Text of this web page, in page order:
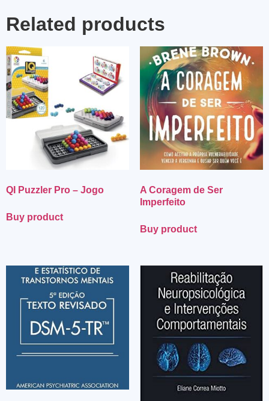
Related products
QI Puzzler Pro – Jogo
Buy product
A Coragem de Ser
Imperfeito
Buy product